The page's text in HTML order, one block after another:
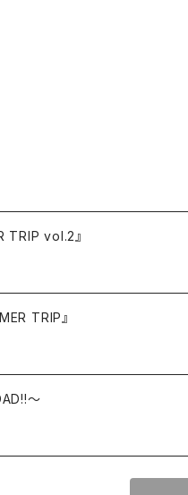
TRIP vol.2』
TRIP』
～